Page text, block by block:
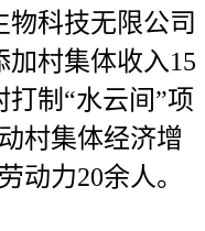
科技无限公司
村集体收入15
制“水云间”项
村集体经济增
动力20余人。